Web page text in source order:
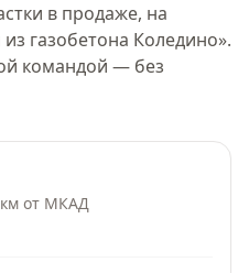
в продаже, на
газобетона Коледино».
командой — без
км от МКАД